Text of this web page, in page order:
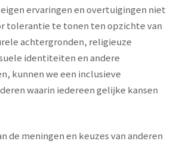
ervaringen en overtuigingen niet
tolerantie te tonen ten opzichte van
achtergronden, religieuze
identiteiten en andere
kunnen we een inclusieve
waarin iedereen gelijke kansen
de meningen en keuzes van anderen